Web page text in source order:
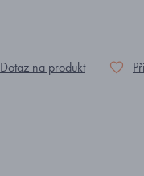
Dotaz na produkt